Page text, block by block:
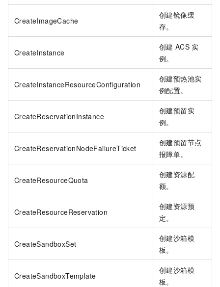
CreateImageCache
创建镜像缓
存。
CreateInstance
创建 ACS 实
例。
CreateInstanceResourceConfiguration
创建预热池实
例配置。
CreateReservationInstance
创建预留实
例。
CreateReservationNodeFailureTicket
创建预留节点
报障单。
CreateResourceQuota
创建资源配
额。
CreateResourceReservation
创建资源预
定。
CreateSandboxSet
创建沙箱模
板。
CreateSandboxTemplate
创建沙箱模
板。